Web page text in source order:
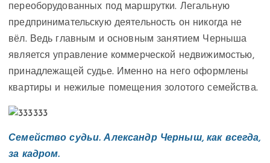
переоборудованных под маршрутки. Легальную
предпринимательскую деятельность он никогда не
вёл. Ведь главным и основным занятием Черныша
является управление коммерческой недвижимостью,
принадлежащей судье. Именно на него оформлены
квартиры и нежилые помещения золотого семейства.
Семейство судьи. Александр Черныш, как всегда,
за кадром.